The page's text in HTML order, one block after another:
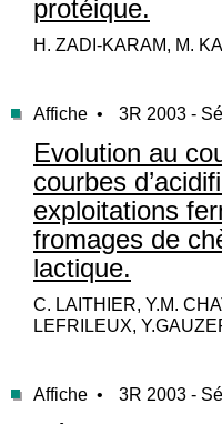
protéique.
H. ZADI-KARAM, M.
Affiche • 3R 2003 -
Evolution au
courbes
exploitations
fromages de
lactique.
C. LAITHIER, Y.M.
LEFRILEUX,
Affiche • 3R 2003 -